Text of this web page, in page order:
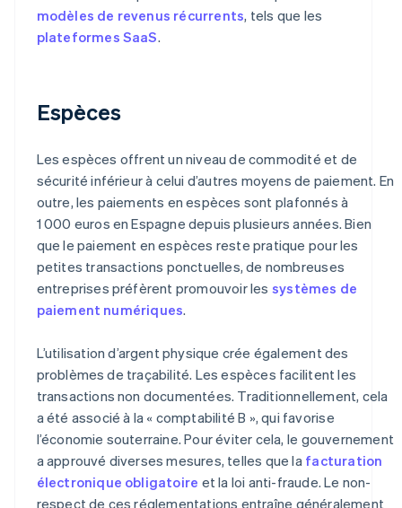
modèles de revenus récurrents, tels que les
plateformes SaaS.
Espèces
Les espèces offrent un niveau de commodité et de
sécurité inférieur à celui d’autres moyens de paiement. En
outre, les paiements en espèces sont plafonnés à
1 000 euros en Espagne depuis plusieurs années. Bien
que le paiement en espèces reste pratique pour les
petites transactions ponctuelles, de nombreuses
entreprises préfèrent promouvoir les systèmes de
paiement numériques.
L’utilisation d’argent physique crée également des
problèmes de traçabilité. Les espèces facilitent les
transactions non documentées. Traditionnellement, cela
a été associé à la « comptabilité B », qui favorise
l’économie souterraine. Pour éviter cela, le gouvernement
a approuvé diverses mesures, telles que la facturation
électronique obligatoire et la loi anti-fraude. Le non-
respect de ces réglementations entraîne généralement